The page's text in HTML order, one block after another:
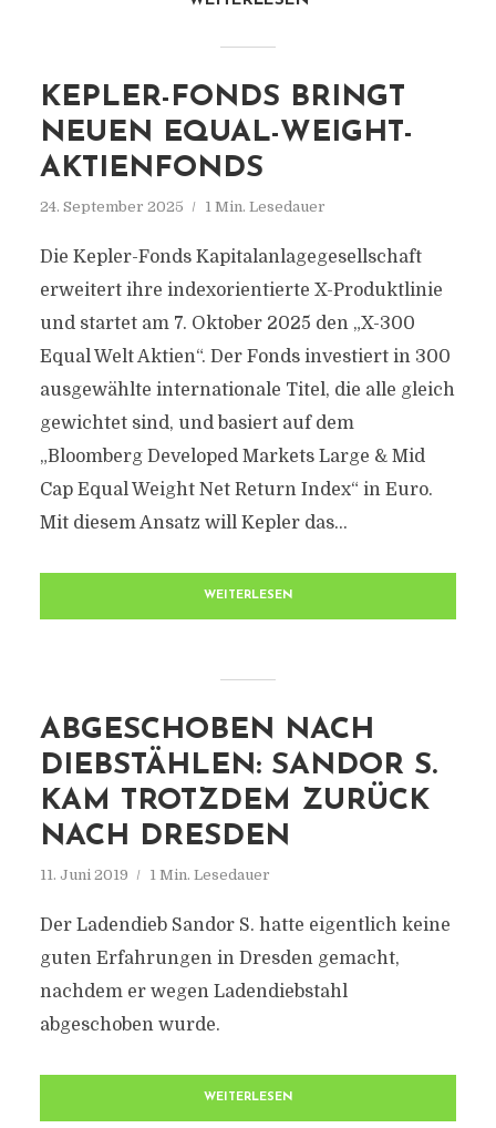
KEPLER-FONDS BRINGT
NEUEN EQUAL-WEIGHT-
AKTIENFONDS
24. September 2025 1 Min. Lesedauer
Die Kepler-Fonds Kapitalanlagegesellschaft
erweitert ihre indexorientierte X-Produktlinie
und startet am 7. Oktober 2025 den „X-300
Equal Welt Aktien“. Der Fonds investiert in 300
ausgewählte internationale Titel, die alle gleich
gewichtet sind, und basiert auf dem
„Bloomberg Developed Markets Large & Mid
Cap Equal Weight Net Return Index“ in Euro.
Mit diesem Ansatz will Kepler das...
WEITERLESEN
ABGESCHOBEN NACH
DIEBSTÄHLEN: SANDOR S.
KAM TROTZDEM ZURÜCK
NACH DRESDEN
11. Juni 2019 1 Min. Lesedauer
Der Ladendieb Sandor S. hatte eigentlich keine
guten Erfahrungen in Dresden gemacht,
nachdem er wegen Ladendiebstahl
abgeschoben wurde.
WEITERLESEN